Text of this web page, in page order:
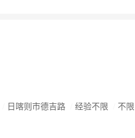
日喀则市德吉路 经验不限 不限